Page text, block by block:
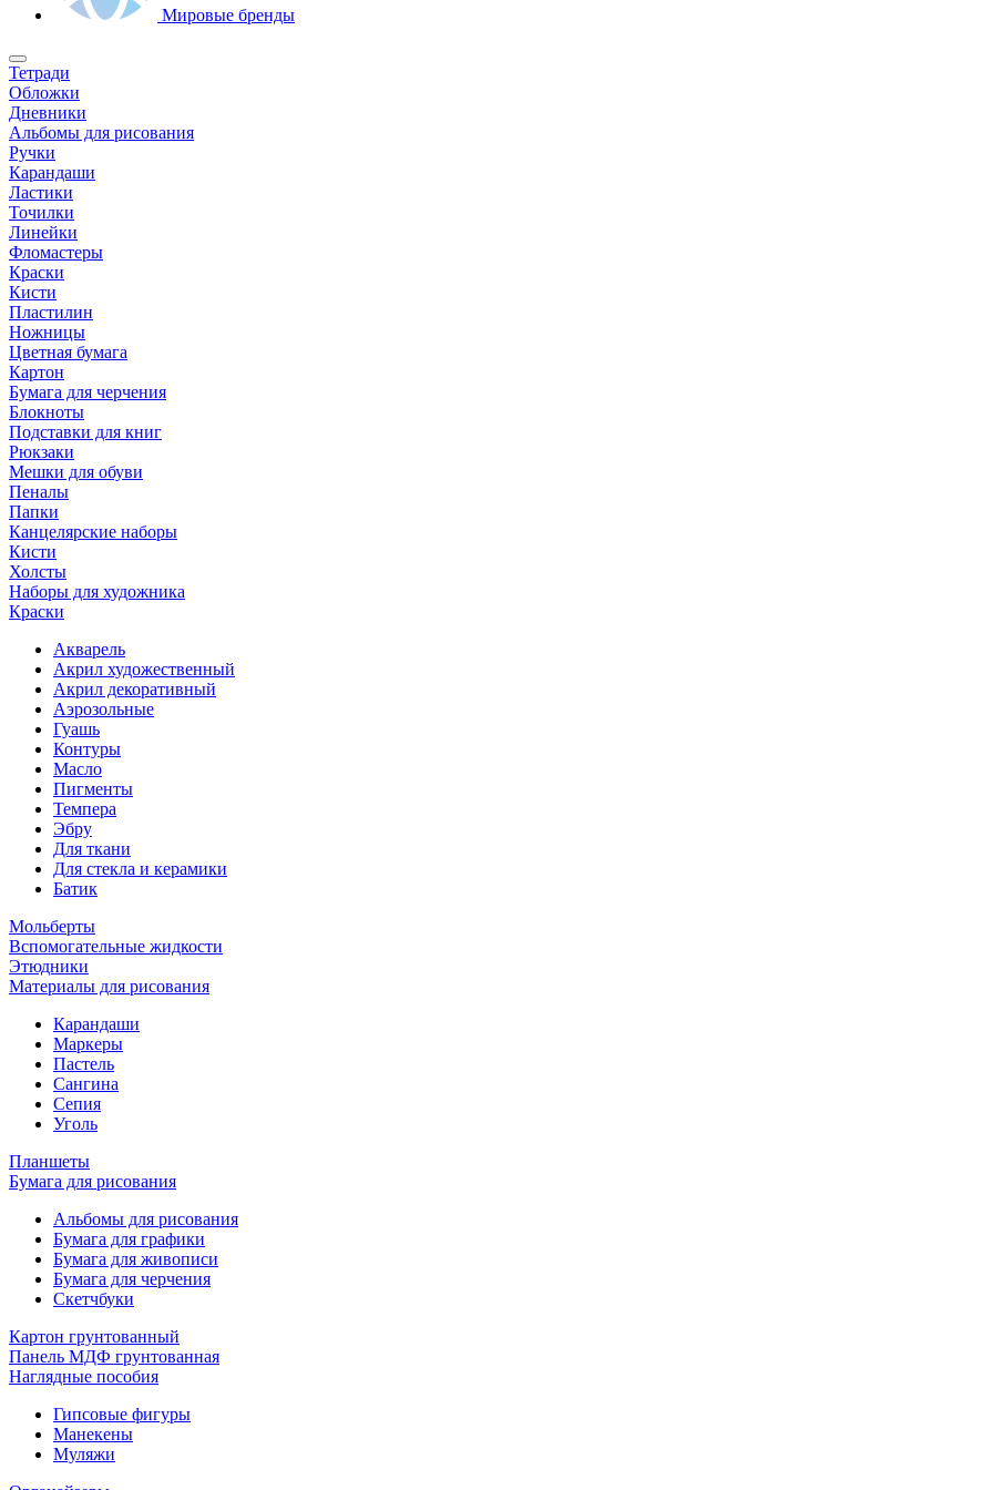
Мировые бренды
Тетради
Обложки
Дневники
Альбомы для рисования
Ручки
Карандаши
Ластики
Точилки
Линейки
Фломастеры
Краски
Кисти
Пластилин
Ножницы
Цветная бумага
Картон
Бумага для черчения
Блокноты
Подставки для книг
Рюкзаки
Мешки для обуви
Пеналы
Папки
Канцелярские наборы
Кисти
Холсты
Наборы для художника
Краски
Акварель
Акрил художественный
Акрил декоративный
Аэрозольные
Гуашь
Контуры
Масло
Пигменты
Темпера
Эбру
Для ткани
Для стекла и керамики
Батик
Мольберты
Вспомогательные жидкости
Этюдники
Материалы для рисования
Карандаши
Маркеры
Пастель
Сангина
Сепия
Уголь
Планшеты
Бумага для рисования
Альбомы для рисования
Бумага для графики
Бумага для живописи
Бумага для черчения
Скетчбуки
Картон грунтованный
Панель МДФ грунтованная
Наглядные пособия
Гипсовые фигуры
Манекены
Муляжи